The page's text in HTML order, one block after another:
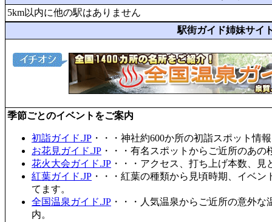
5km以内に他の駅はありません
駅街ガイド姉妹サイ
季節ごとのイベントをご案内
初詣ガイド.JP ・・・神社約600か所の初詣スポット情
お花見ガイド.JP ・・・有名スポットからご近所のあ
花火大会ガイド.JP ・・・アクセス、打ち上げ本数、
紅葉ガイド.JP ・・・紅葉の種類から見頃時期、イベ
てます。
全国温泉ガイド.JP ・・・人気温泉からご近所の意外
内。